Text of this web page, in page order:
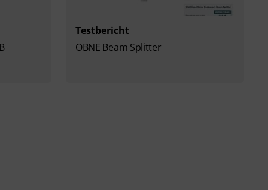
Testbericht
OBNE Beam Splitter